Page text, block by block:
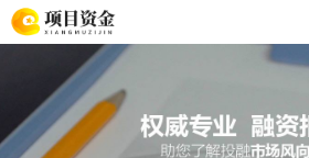
湖北贷款公司
湖北公积金贷款
湖北汽车抵押贷款